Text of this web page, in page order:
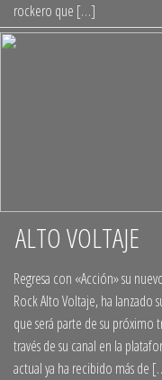
rockero que […]
ALTO VOLTAJE
Regresa con «Acción» su
Rock Alto Voltaje, ha lanzado
que será parte de su próximo
través de su canal en la
actual ya ha recibido más de